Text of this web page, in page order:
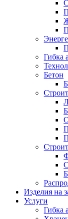
Гибка
Бетон
Изделия на
Услуги
Гибка